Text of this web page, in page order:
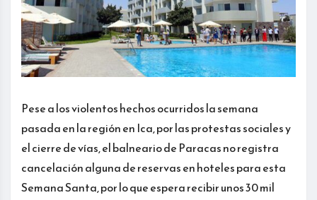
Pese a los violentos hechos ocurridos la semana
pasada en la región en Ica, por las protestas sociales y
el cierre de vías, el balneario de Paracas no registra
cancelación alguna de reservas en hoteles para esta
Semana Santa, por lo que espera recibir unos 30 mil